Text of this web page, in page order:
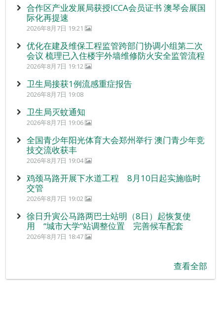
合作区产业发展局获授ICCA会员证书 澳琴会展国
际化再提速
2026年8月7日 19:21
优化在建及维保工程监管跨部门协调小组第二次
会议 梳理已入住楼宇外墙维修防火安全监管流程
2026年8月7日 19:12
卫生局接获1例流感重症报告
2026年8月7日 19:08
卫生局灭蚊通知
2026年8月7日 19:06
全国青少年阳光体育大会郑州举行 澳门青少年竞
技交流收获丰
2026年8月7日 19:04
鸡颈马路开展下水道工程 8月10日起实施临时
交管
2026年8月7日 19:02
徐日升寅公马路两巴士站明（8日）起恢复使
用 “城市大学”站调整位置 完善候车配套
2026年8月7日 18:47
查看全部